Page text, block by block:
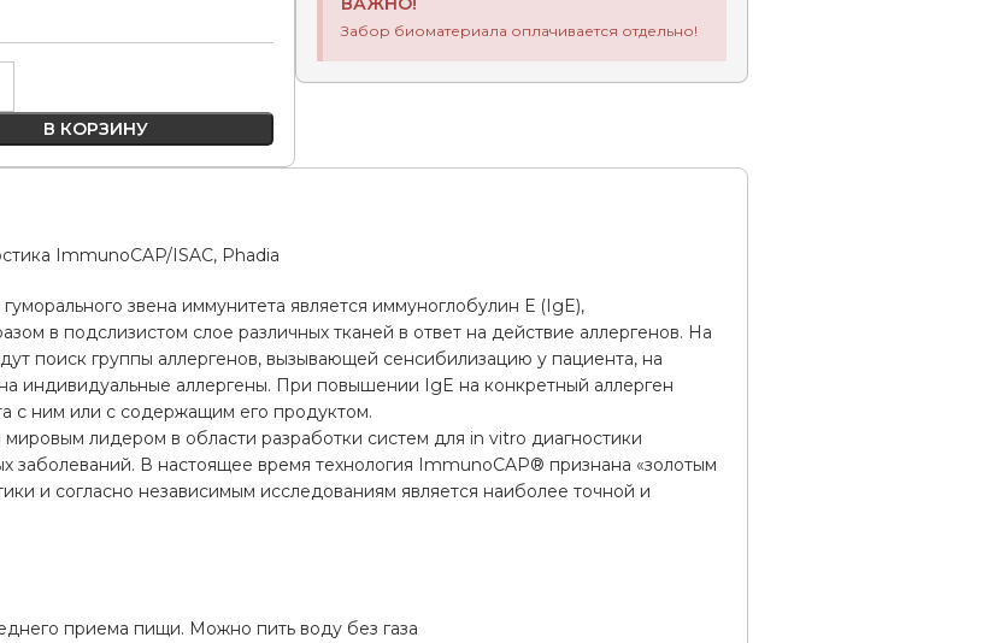
В КОРЗИНУ
Забор биоматериала оплачивается отдельно!
ImmunoCAP/ISAC, Phadia
звена иммунитета является иммуноглобулин Е (IgE),
в подслизистом слое различных тканей в ответ на действие аллергенов. На
поиск группы аллергенов, вызывающей сенсибилизацию у пациента, на
индивидуальные аллергены. При повышении IgE на конкретный аллерген
с ним или с содержащим его продуктом.
лидером в области разработки систем для in vitro диагностики
заболеваний. В настоящее время технология ImmunoCAP® признана «золотым
и согласно независимым исследованиям является наиболее точной и
приема пищи. Можно пить воду без газа